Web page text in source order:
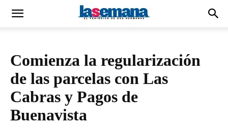
Comienza la regularización
de las parcelas con Las
Cabras y Pagos de
Buenavista